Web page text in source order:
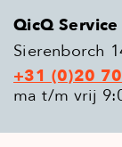
QicQ
Sierenborch
+31 (0)20
ma t/m vrij